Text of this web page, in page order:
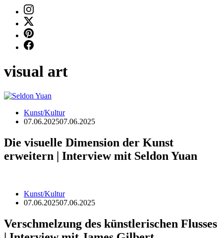
visual art
Kunst/Kultur
07.06.202507.06.2025
Die visuelle Dimension der Kunst
erweitern | Interview mit Seldon Yuan
Kunst/Kultur
07.06.202507.06.2025
Verschmelzung des künstlerischen Flusses